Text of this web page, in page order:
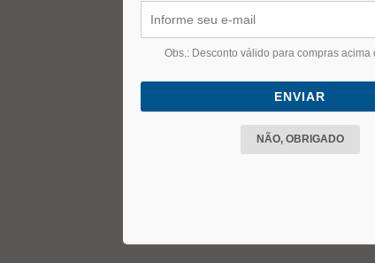
Obs.: Desconto válido para compras acima
ENVIAR
NÃO, OBRIGADO